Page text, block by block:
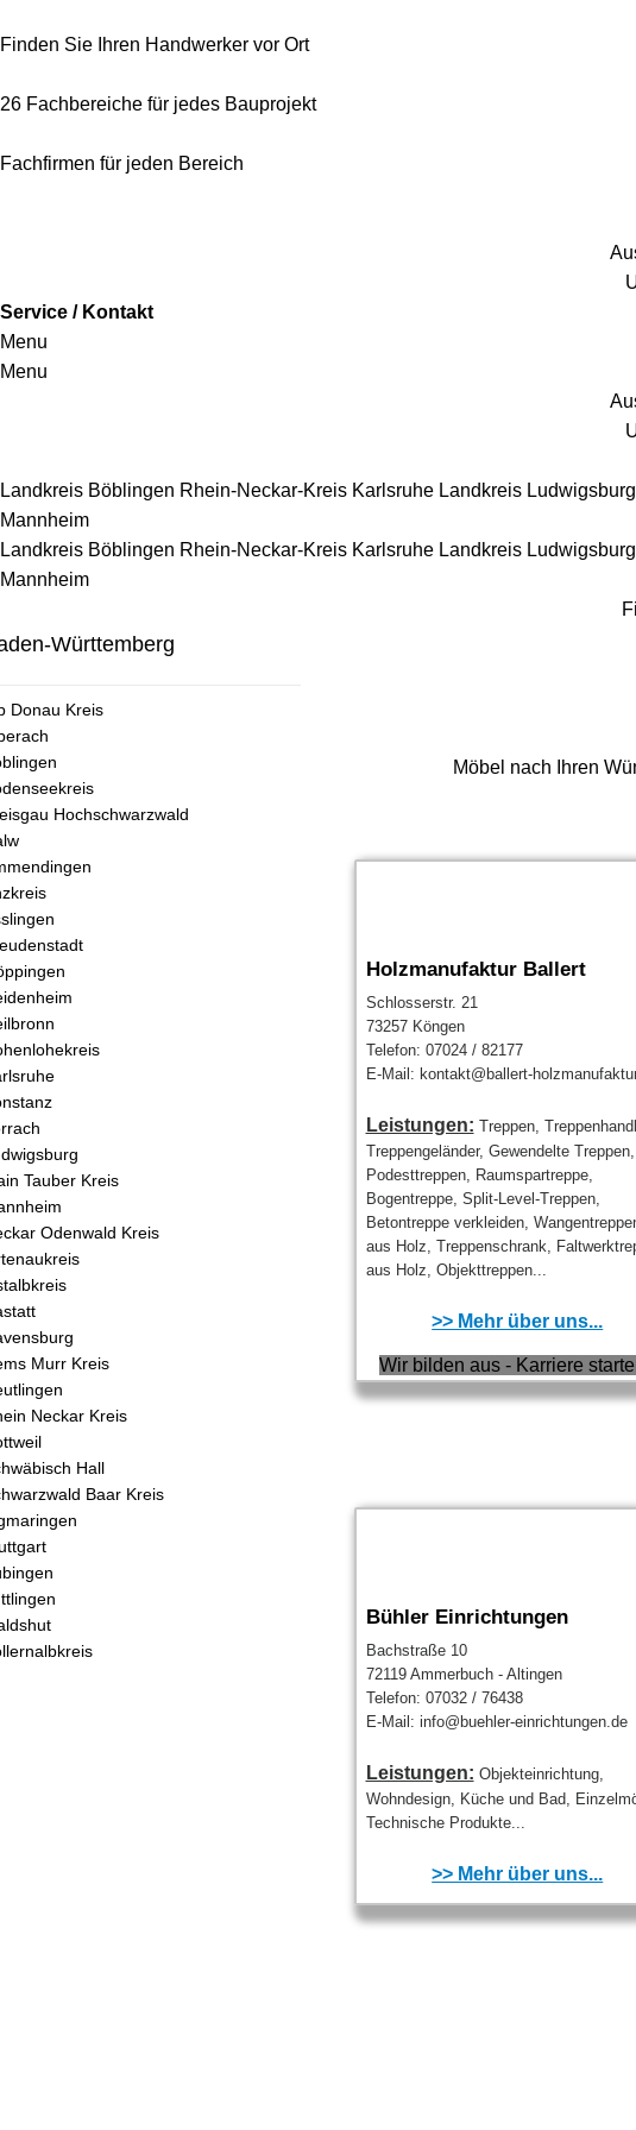
Finden Sie Ihren Handwerker vor Ort
26 Fachbereiche für jedes Bauprojekt
Fachfirmen für jeden Bereich
Service / Kontakt
Menu
Menu
Landkreis Böblingen Rhein-Neckar-Kreis Karlsruhe Landkreis Ludwigsburg
Mannheim
Landkreis Böblingen Rhein-Neckar-Kreis Karlsruhe Landkreis Ludwigsburg
Mannheim
Württemberg
Donau Kreis
Hochschwarzwald
Tauber Kreis
Odenwald Kreis
Murr Kreis
Neckar Kreis
Hall
Baar Kreis
Möbel nach Ihren
Holzmanufaktur Ballert
Schlosserstr. 21
73257 Köngen
Telefon: 07024 / 82177
E-Mail: kontakt@ballert-
Leistungen: Treppen,
Treppengeländer, Gewendelte Treppen,
Podesttreppen, Raumspartreppe,
Bogentreppe, Split-Level-Treppen,
Betontreppe verkleiden,
aus Holz, Treppenschrank,
aus Holz, Objekttreppen...
>> Mehr über uns...
Wir bilden aus - Karriere
Bühler Einrichtungen
Bachstraße 10
72119 Ammerbuch - Altingen
Telefon: 07032 / 76438
E-Mail: info@buehler-einrichtungen.de
Leistungen: Objekteinrichtung,
Wohndesign, Küche und Bad,
Technische Produkte...
>> Mehr über uns...